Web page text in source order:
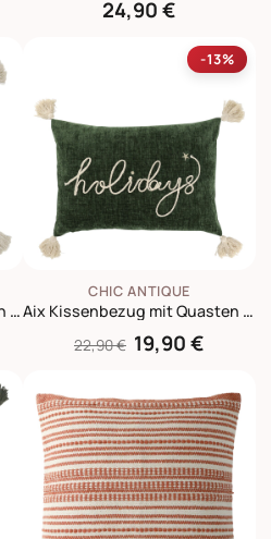
24,90 €
Aix Kissenbezug mit Quasten Gestreift
-13%
CHIC ANTIQUE
Aix Kissenbezug mit Quasten Holidays
22,90 € 19,90 €